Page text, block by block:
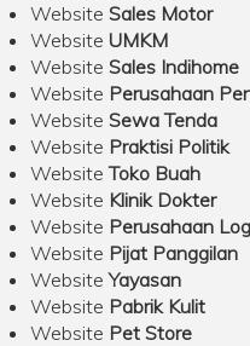
Website Sales Motor
Website UMKM
Website Sales Indihome
Website Perusahaan
Website Sewa Tenda
Website Praktisi Politik
WebsiteToko Buah
Website Klinik Dokter
Website Perusahaan
Website Pijat Panggilan
WebsiteYayasan
Website Pabrik Kulit
Website Pet Store